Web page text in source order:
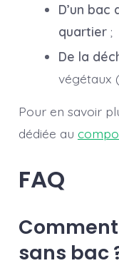
D’un
quartier ;
De la
végétaux
Pour en savoir
dédiée au
FAQ
sans bac